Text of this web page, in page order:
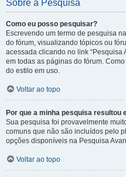
Sobre a Pesquisa
Como eu posso pesquisar?
Escrevendo um termo de pesquisa
do fórum, visualizando tópicos ou
acessada clicando no link “Pesquisa
em todas as páginas do fórum.
do estilo em uso.
Voltar ao topo
Por que a minha pesquisa resultou
Sua pesquisa foi provavelmente
comuns que não são incluídos pelo
opções disponíveis na Pesquisa
Voltar ao topo